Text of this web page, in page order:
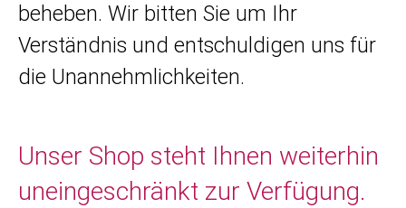
beheben. Wir bitten Sie um Ihr
Verständnis und entschuldigen uns für
die Unannehmlichkeiten.
Unser Shop steht Ihnen weiterhin
uneingeschränkt zur Verfügung.